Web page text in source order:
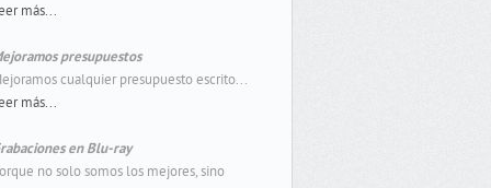
más...
presupuestos
cualquier presupuesto escrito...
más...
en Blu-ray
no solo somos los mejores, sino